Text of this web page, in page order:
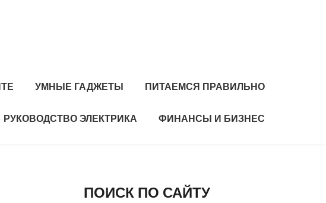
УМНЫЕ ГАДЖЕТЫ ПИТАЕМСЯ ПРАВИЛЬНО
РУКОВОДСТВО ЭЛЕКТРИКА ФИНАНСЫ И БИЗНЕС
ПОИСК ПО САЙТУ